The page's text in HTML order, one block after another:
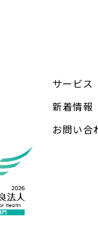
サービス
新着情報
お問い合